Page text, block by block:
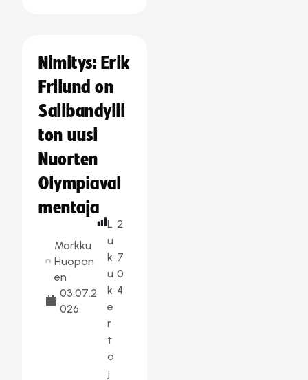
Nimitys: Erik
Frilund on
Salibandylii
ton uusi
Nuorten
Olympiaval
mentaja
Markku
Huopon
en
03.07.2
026
L
u
k
u
k
e
r
t
o
j
2
7
0
4